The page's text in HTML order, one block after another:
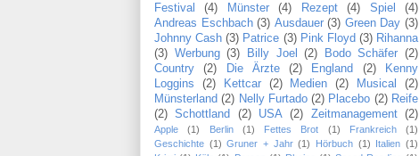
Festival
(4) Münster (4) Rezept (4) Spiel
(4)
Andreas Eschbach (3) Ausdauer (3) Green Day (3)
Johnny Cash (3) Patrice (3) Pink Floyd (3) Rihanna
(3) Werbung (3) Billy Joel (2) Bodo Schäfer (2)
Country
(2) Die Ärzte (2) England (2)
Kenny
Loggins
(2) Kettcar (2) Medien (2) Musical
(2)
Münsterland (2) Nelly Furtado (2) Placebo (2) Reife
(2) Schottland (2) USA (2) Zeitmanagement (2)
Apple (1) Berlin (1) Fettes Brot (1) Frankreich
(1)
Geschichte (1) Gruner + Jahr (1) Hörbuch (1) Italien (1)